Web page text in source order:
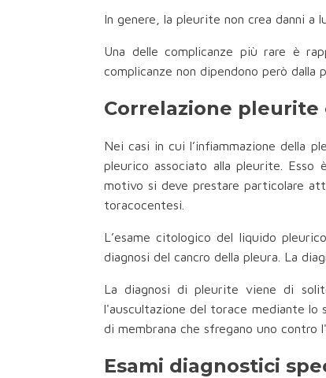
In genere, la pleurite non crea danni a
Una delle complicanze più rare è
complicanze non dipendono però dalla
Correlazione
Nei casi in cui l’infiammazione della
pleurico associato alla pleurite.
motivo si deve prestare particolare
toracocentesi.
L’esame citologico del liquido
diagnosi del cancro della pleura. La
La diagnosi di pleurite viene di
l'auscultazione del torace mediante
di membrana che sfregano uno contro
Esami diagnostici